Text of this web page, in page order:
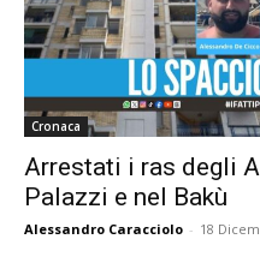
Cronaca
Arrestati i ras degli
Palazzi e nel Bakù
Alessandro Caracciolo - 18